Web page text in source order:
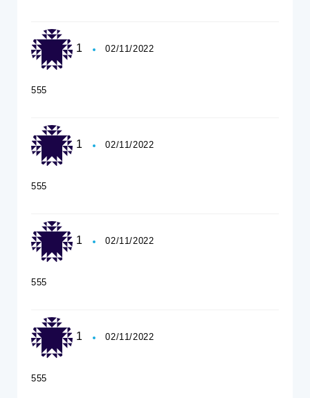
1 02/11/2022
555
1 02/11/2022
555
1 02/11/2022
555
1 02/11/2022
555